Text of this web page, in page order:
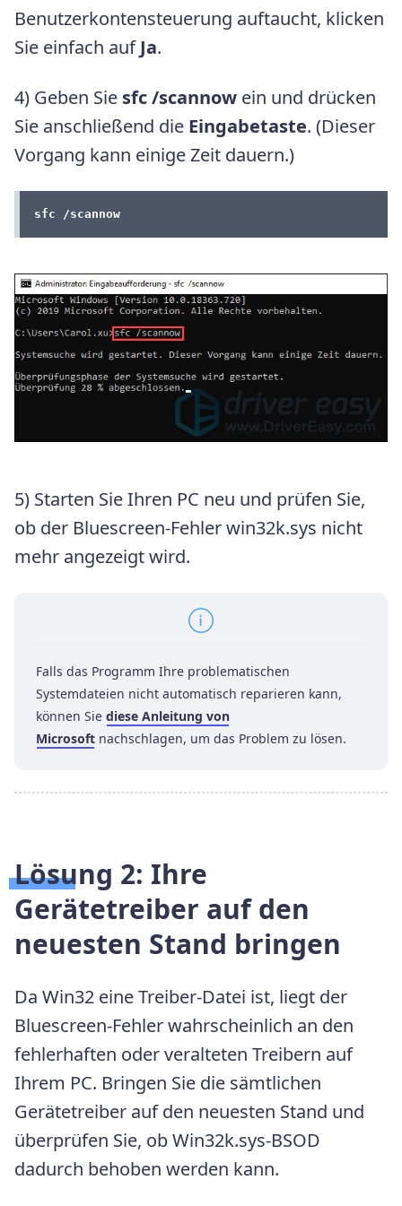
Benutzerkontensteuerung auftaucht, klicken
Sie einfach aufJa.
4) Geben Sie sfc /scannow ein und drücken
Sie anschließend die Eingabetaste. (Dieser
Vorgang kann einige Zeit dauern.)
sfc /scannow
5) Starten Sie Ihren PC neu und prüfen Sie,
ob der Bluescreen-Fehler win32k.sys nicht
mehr angezeigt wird.
Falls das Programm Ihre problematischen
Systemdateien nicht automatisch reparieren kann,
können Sie diese Anleitung von
Microsoft nachschlagen, um das Problem zu lösen.
Lösung 2: Ihre
Gerätetreiber auf den
neuesten Stand bringen
Da Win32 eine Treiber-Datei ist, liegt der
Bluescreen-Fehler wahrscheinlich an den
fehlerhaften oder veralteten Treibern auf
Ihrem PC. Bringen Sie die sämtlichen
Gerätetreiber auf den neuesten Stand und
überprüfen Sie, ob Win32k.sys-BSOD
dadurch behoben werden kann.